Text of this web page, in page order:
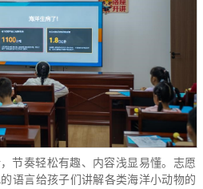
节奏轻松有趣、内容浅显易懂。志愿
语言给孩子们讲解各类海洋小动物的